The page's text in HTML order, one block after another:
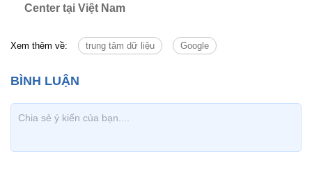
Center tại Việt Nam
Xem thêm về: trung tâm dữ liệu Google